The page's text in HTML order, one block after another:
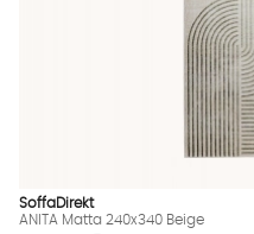
SoffaDirekt
ANITA Matta 240x340 Beige